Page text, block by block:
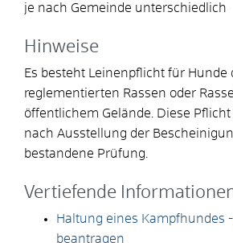
je nach Gemeinde unterschiedlich
Hinweise
Es besteht Leinenpflicht für Hunde
reglementierten Rassen oder
öffentlichem Gelände. Diese
nach Ausstellung der
bestandene Prüfung.
Vertiefende
Haltung eines Kampfhundes
beantragen